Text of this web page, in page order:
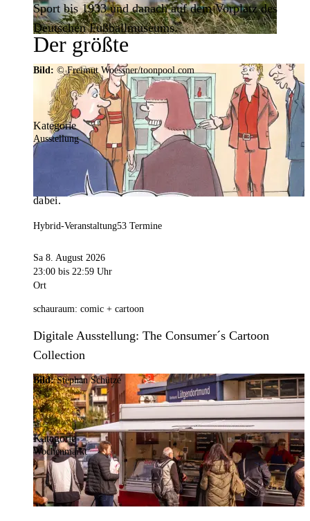
Der größte
Veranstaltungskalender der
Region
Mit weit über 4.000 Terminen ist der
Veranstaltungskalender der Stadt Dortmund der
umfangreichste der Region. Hier ist für alle was
dabei.
Sport bis 1933 und danach auf dem Vorplatz des
Deutschen Fußballmuseums.
Bild: © Freimut Woessner/toonpool.com
Kategorie
Ausstellung
Hybrid-Veranstaltung53 Termine
Sa 8. August 2026
23:00 bis 22:59 Uhr
Ort
schauraum: comic + cartoon
Digitale Ausstellung: The Consumer´s Cartoon
Collection
Bild:Stephan Schütze
Kategorie
Wochenmarkt